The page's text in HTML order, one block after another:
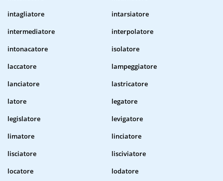
intagliatore
intarsiatore
intermediatore
interpolatore
intonacatore
isolatore
laccatore
lampeggiatore
lanciatore
lastricatore
latore
legatore
legislatore
levigatore
limatore
linciatore
lisciatore
lisciviatore
locatore
lodatore